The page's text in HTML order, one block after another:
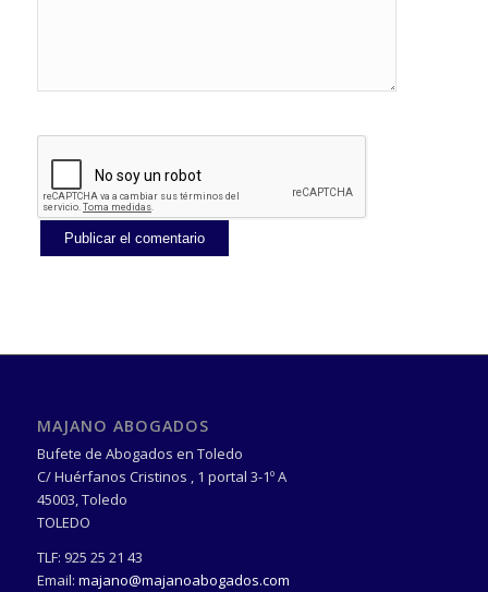
MAJANO ABOGADOS
Bufete de Abogados en Toledo
C/ Huérfanos Cristinos , 1 portal 3-1º A
45003,Toledo
TOLEDO
TLF: 925 25 21 43
Email: majano@majanoabogados.com